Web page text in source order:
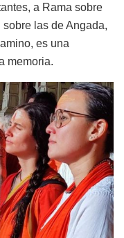
a Rama sobre
las de Angada,
es una
memoria.